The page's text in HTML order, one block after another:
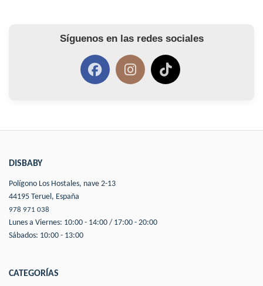
Síguenos en las redes sociales
DISBABY
Polígono Los Hostales, nave 2-13
44195 Teruel, España
978 971 038
Lunes a Viernes: 10:00 - 14:00 / 17:00 - 20:00
Sábados: 10:00 - 13:00
CATEGORÍAS